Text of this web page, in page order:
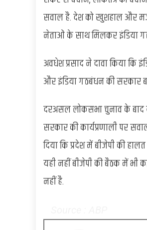
सवाल है. देश को खुशहाल और
नेताओं के साथ मिलकर इंडिया
अवधेश प्रसाद ने दावा किया कि
और इंडिया गठबंधन की सरकार
दरअसल लोकसभा चुनाव के बाद
सरकार की कार्यप्रणाली पर
दिया कि प्रदेश में बीजेपी की
यही नहीं बीजेपी की बैठक में
नहीं है.